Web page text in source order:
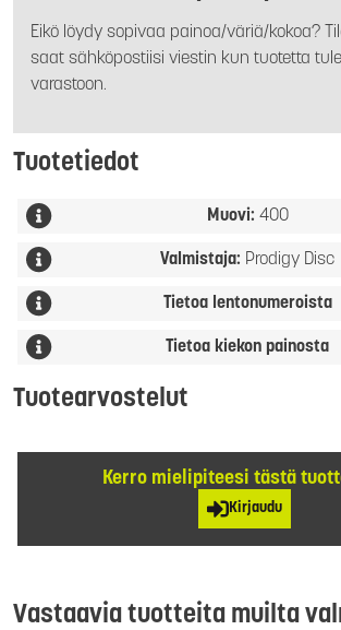
Eikö löydy sopivaa painoa/väriä/kokoa?
saat sähköpostiisi viestin kun tuotetta
varastoon.
Tuotetiedot
Muovi: 400
Valmistaja: Prodigy Disc
Tietoa lentonumeroista
Tietoa kiekon painosta
Tuotearvostelut
Kerro mielipiteesi tästä
Kirjaudu
Vastaavia tuotteita muilta